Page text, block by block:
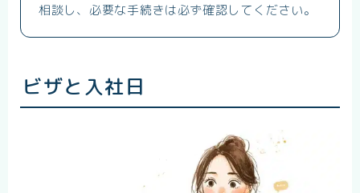
相談し、必要な手続きは必ず確認してください。
ビザと入社日